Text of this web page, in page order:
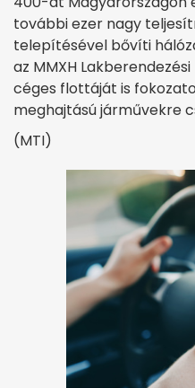
további ezer nagy
telepítésével bővíti
az MMXH
céges flottáját is
meghajtású járművekre
(MTI)